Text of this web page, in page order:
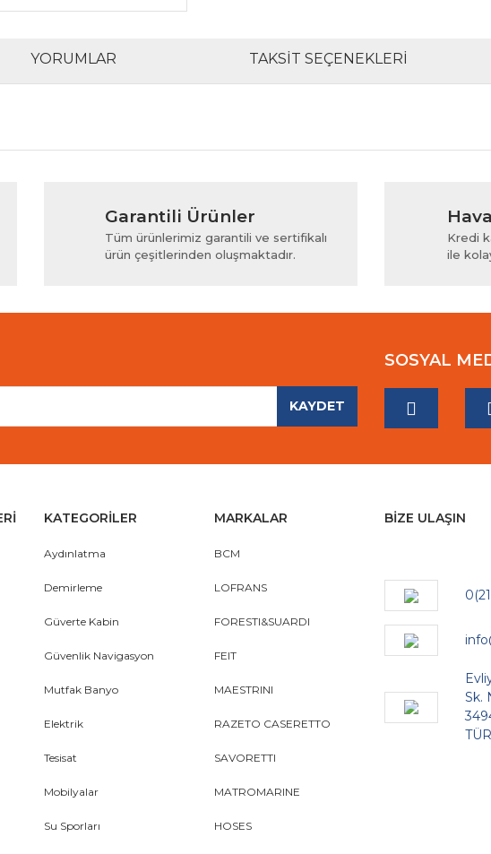
YORUMLAR TAKSIT SEÇENEKLERI
Yorum Yaz
ve diğer konularda yetersiz gördüğünüz noktaları öneri formunu kullanarak
Garantili Ürünler
Tüm ürünlerimiz garantili ve sertifikalı
ürün çeşitlerinden oluşmaktadır.
Kredi
ile
KAYDET
SOSYAL
KATEGORİLER
Aydınlatma
Demirleme
Güverte Kabin
Güvenlik Navigasyon
Mutfak Banyo
Elektrik
Tesisat
Mobilyalar
Su Sporları
MARKALAR
BCM
LOFRANS
FORESTI&SUARDI
FEIT
MAESTRINI
RAZETO CASERETTO
SAVORETTI
MATROMARINE
HOSES
BİZE ULAŞIN
Sk.